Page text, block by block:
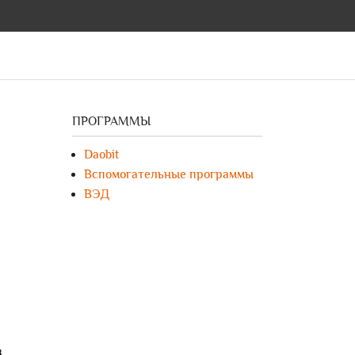
ПРОГРАММЫ
Daobit
Вспомогательные программы
ВЭД